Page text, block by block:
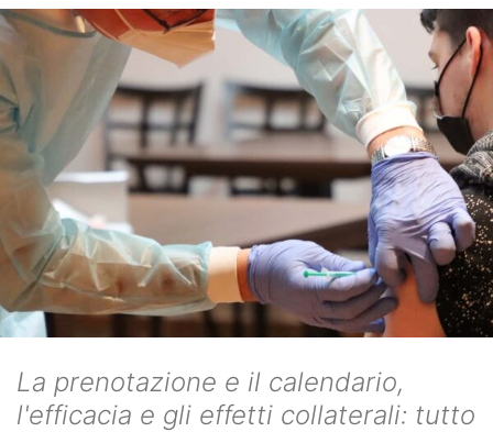
La prenotazione e il calendario,
l'efficacia e gli effetti collaterali: tutto